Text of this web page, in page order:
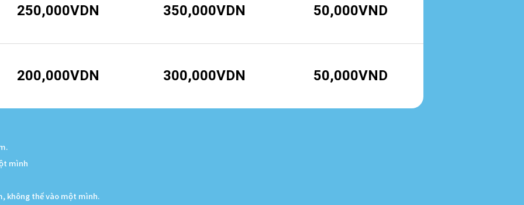
250,000VDN 350,000VDN 50,000VND
200,000VDN 300,000VDN 50,000VND
mình
không thể vào một mình.